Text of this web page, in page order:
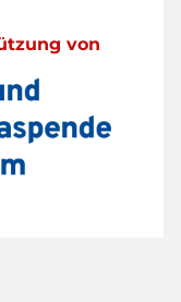
von